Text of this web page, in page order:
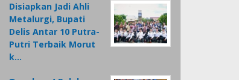
Disiapkan Jadi Ahli
Metalurgi, Bupati
Delis Antar 10 Putra-
Putri Terbaik Morut
k…